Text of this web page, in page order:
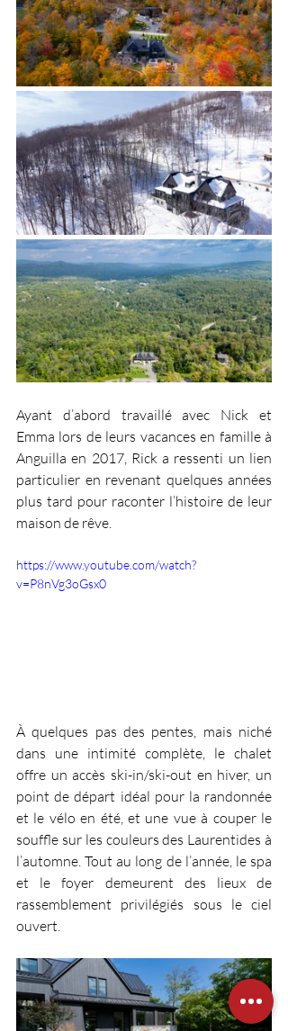
Ayant d’abord travaillé avec Nick et
Emma lors de leurs vacances en famille à
Anguilla en 2017, Rick a ressenti un lien
particulier en revenant quelques années
plus tard pour raconter l’histoire de leur
maison de rêve.
https://www.youtube.com/watch?
v=P8nVg3oGsx0
À quelques pas des pentes, mais niché
dans une intimité complète, le chalet
offre un accès ski-in/ski-out en hiver, un
point de départ idéal pour la randonnée
et le vélo en été, et une vue à couper le
souffle sur les couleurs des Laurentides à
l’automne. Tout au long de l’année, le spa
et le foyer demeurent des lieux de
rassemblement privilégiés sous le ciel
ouvert.